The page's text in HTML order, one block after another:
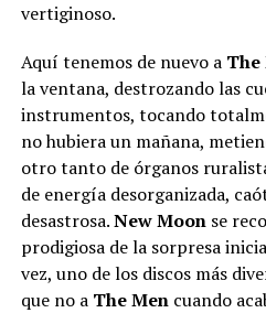
vertiginoso.
Aquí tenemos de nuevo a The
la ventana, destrozando las
instrumentos, tocando
no hubiera un mañana,
otro tanto de órganos
de energía desorganizada,
desastrosa.New Moon se
prodigiosa de la sorpresa
vez, uno de los discos más
que no a The Men cuando